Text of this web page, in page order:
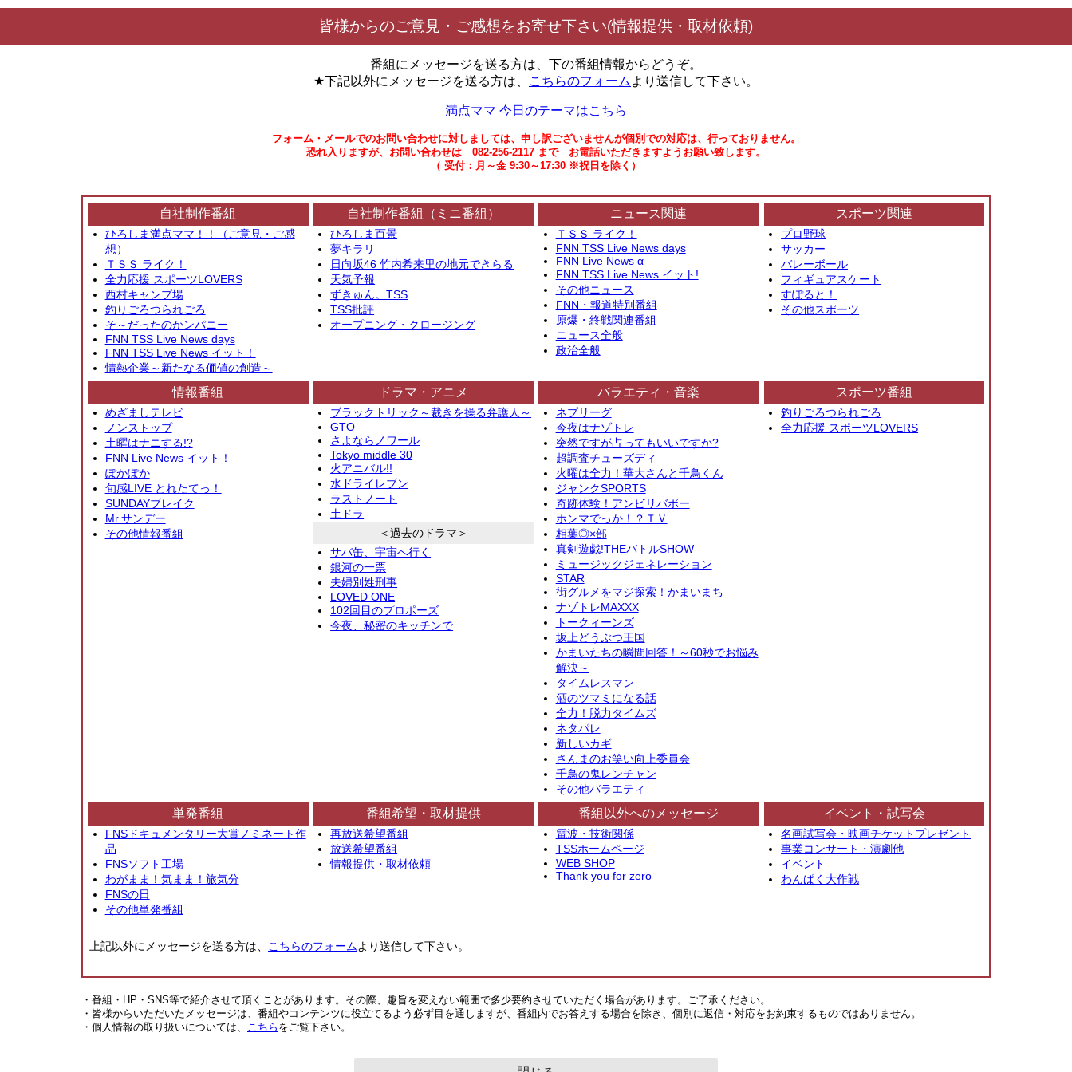
皆様からのご意見・ご感想をお寄せ下さい(情報提供・取材依頼)
番組にメッセージを送る方は、下の番組情報からどうぞ。
★下記以外にメッセージを送る方は、
こちらのフォーム より送信して下さい。
満点ママ 今日のテーマはこちら
フォーム・メールでのお問い合わせに対しましては、申し訳ございませんが個別での対応は、行っておりません。
恐れ入りますが、お問い合わせは 082-256-2117 まで お電話いただきますようお願い致します。
（ 受付：月～金 9:30～17:30 ※祝日を除く）
自社制作番組
ひろしま満点ママ！！（ご意見・ご感
想）
ＴＳＳ ライク！
全力応援 スポーツLOVERS
西村キャンプ場
釣りごろつられごろ
そ～だったのかンパニー
FNN TSS Live News days
FNN TSS Live News イット！
情熱企業～新たなる価値の創造～
自社制作番組（ミニ番組）
ひろしま百景
夢キラリ
日向坂46 竹内希来里の地元できらる
天気予報
ずきゅん。TSS
TSS批評
オープニング・クロージング
ニュース関連
ＴＳＳ ライク！
FNN TSS Live News days
FNN Live News α
FNN TSS Live News イット!
その他ニュース
FNN・報道特別番組
原爆・終戦関連番組
ニュース全般
政治全般
スポーツ関連
プロ野球
サッカー
バレーボール
フィギュアスケート
すぽると！
その他スポーツ
情報番組
めざましテレビ
ノンストップ
土曜はナニする!?
FNN Live News イット！
ぽかぽか
旬感LIVE とれたてっ！
SUNDAYブレイク
Mr.サンデー
その他情報番組
ドラマ・アニメ
ブラックトリック～裁きを操る弁護人～
GTO
さよならノワール
Tokyo middle 30
火アニバル!!
水ドライレブン
ラストノート
土ドラ
＜過去のドラマ＞
サバ缶、宇宙へ行く
銀河の一票
夫婦別姓刑事
LOVED ONE
102回目のプロポーズ
今夜、秘密のキッチンで
バラエティ・音楽
ネプリーグ
今夜はナゾトレ
突然ですが占ってもいいですか?
超調査チューズディ
火曜は全力！華大さんと千鳥くん
ジャンクSPORTS
奇跡体験！アンビリバボー
ホンマでっか！？ＴＶ
相葉◎×部
真剣遊戯!THEバトルSHOW
ミュージックジェネレーション
STAR
街グルメをマジ探索！かまいまち
ナゾトレMAXXX
トークィーンズ
坂上どうぶつ王国
かまいたちの瞬間回答！～60秒でお悩み
解決～
タイムレスマン
酒のツマミになる話
全力！脱力タイムズ
ネタパレ
新しいカギ
さんまのお笑い向上委員会
千鳥の鬼レンチャン
その他バラエティ
スポーツ番組
釣りごろつられごろ
全力応援 スポーツLOVERS
単発番組
FNSドキュメンタリー大賞ノミネート作
品
FNSソフト工場
わがまま！気まま！旅気分
FNSの日
その他単発番組
番組希望・取材提供
再放送希望番組
放送希望番組
情報提供・取材依頼
番組以外へのメッセージ
電波・技術関係
TSSホームページ
WEB SHOP
Thank you for zero
イベント・試写会
名画試写会・映画チケットプレゼント
事業コンサート・演劇他
イベント
わんぱく大作戦
上記以外にメッセージを送る方は、 こちらのフォームより送信して下さい。
・番組・HP・SNS等で紹介させて頂くことがあります。その際、趣旨を変えない範囲で多少要約させていただく場合があります。ご了承ください。
・皆様からいただいたメッセージは、番組やコンテンツに役立てるよう必ず目を通しますが、番組内でお答えする場合を除き、個別に返信・対応をお約束するものではありません。
・個人情報の取り扱いについては、
こちら をご覧下さい。